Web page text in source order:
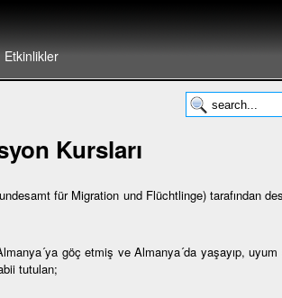
Etkinlikler
Kursları
für Migration und Flüchtlinge) tarafından
göç etmiş ve Almanya´da yaşayıp,
tutulan;